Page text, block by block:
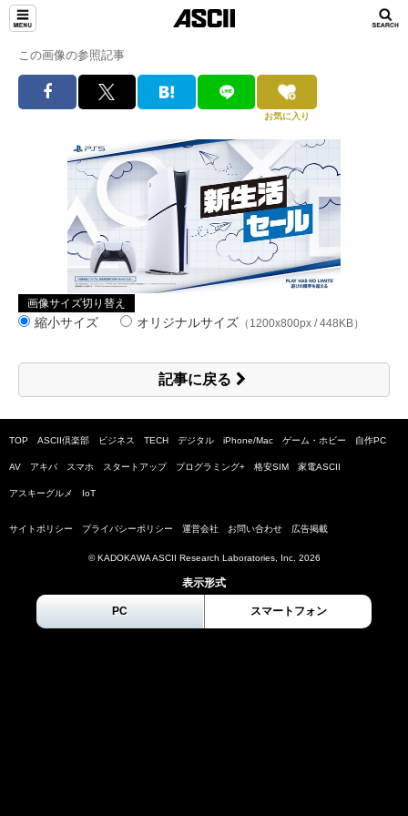
この画像の参照記事
お気に入り
画像サイズ切り替え
縮小サイズ オリジナルサイズ （1200x800px / 448KB）
記事に戻る
TOP ASCII倶楽部 ビジネス TECH デジタル iPhone/Mac ゲーム・ホビー 自作PC
AV アキバ スマホ スタートアップ プログラミング+ 格安SIM 家電ASCII
アスキーグルメ IoT
サイトポリシー プライバシーポリシー 運営会社 お問い合わせ 広告掲載
© KADOKAWA ASCII Research Laboratories, Inc. 2026
表示形式
PC スマートフォン